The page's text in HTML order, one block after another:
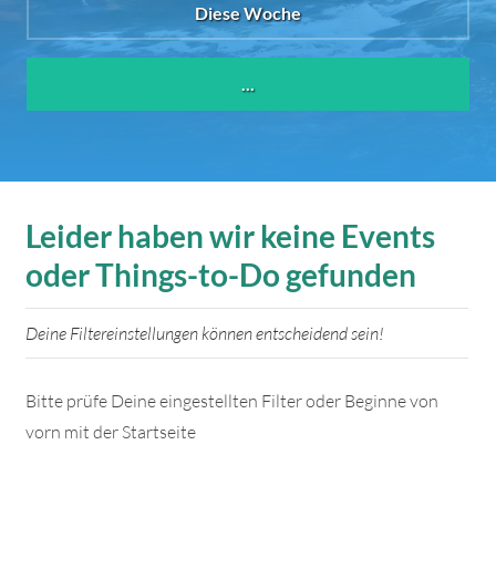
Diese Woche
Leider haben wir keine Events
oder Things-to-Do gefunden
Deine Filtereinstellungen können entscheidend sein!
Bitte prüfe Deine eingestellten Filter oder Beginne von
vorn mit der Startseite